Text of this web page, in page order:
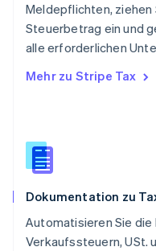
Meldepflichten,
Steuerbetrag ein und
alle erforderlichen
Mehr zu Stripe Tax
Dokumentation zu
Automatisieren Sie die
Verkaufssteuern, USt.
Schweiz
DeutschFrançais
Singapur
Slowakei
China
Spanien
EspañolEnglish
Thailand